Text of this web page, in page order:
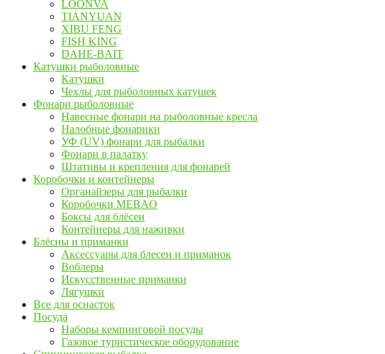
LOONVA
TIANYUAN
XIBU FENG
FISH KING
DAHE-BAIT
Катушки рыболовные
Катушки
Чехлы для рыболовных катушек
Фонари рыболовные
Навесные фонари на рыболовные кресла
Налобные фонарики
УФ (UV) фонари для рыбалки
Фонари в палатку
Штативы и крепления для фонарей
Коробочки и контейнеры
Органайзеры для рыбалки
Коробочки MEBAO
Боксы для блёсен
Контейнеры для наживки
Блёсны и приманки
Аксессуары для блесен и приманок
Воблеры
Искусственные приманки
Лягушки
Все для оснасток
Посуда
Наборы кемпинговой посуды
Газовое туристическое оборудование